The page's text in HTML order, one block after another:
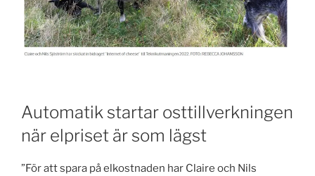
Automatik startar osttillverkningen
när elpriset är som lägst
”För att spara på elkostnaden har Claire och Nils